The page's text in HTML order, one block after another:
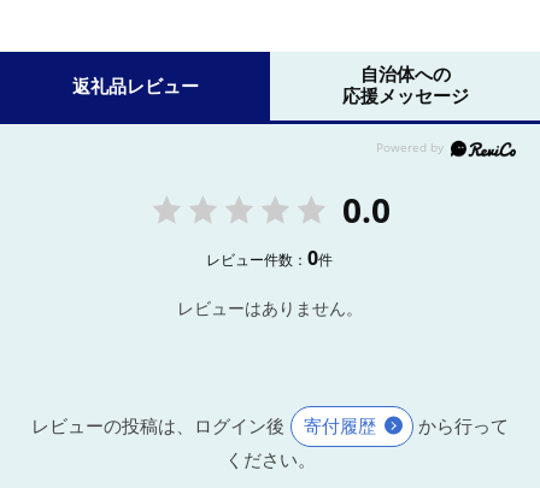
返礼品レビュー
自治体への
応援メッセージ
0.0
レビュー件数：0件
レビューはありません。
レビューの投稿は、ログイン後 寄付履歴
から行って
ください。